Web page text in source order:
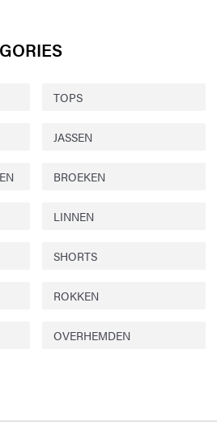
TOPS
JASSEN
BROEKEN
LINNEN
SHORTS
ROKKEN
OVERHEMDEN